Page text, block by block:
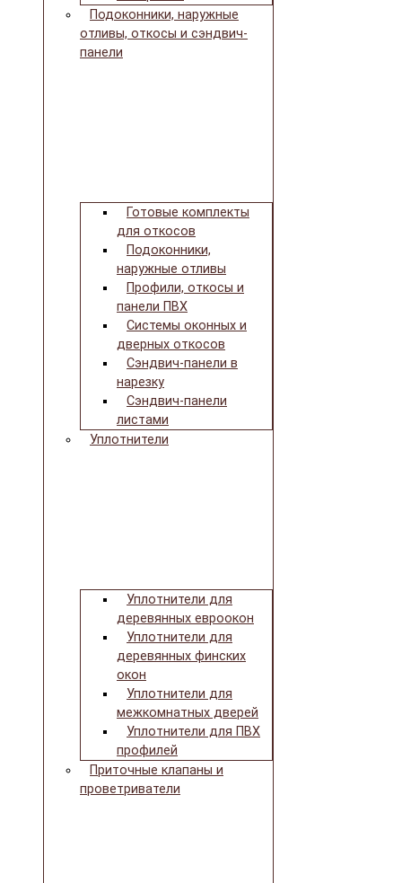
Подоконники, наружные
отливы, откосы и сэндвич-
панели
Готовые комплекты
для откосов
Подоконники,
наружные отливы
Профили, откосы и
панели ПВХ
Системы оконных и
дверных откосов
Сэндвич-панели в
нарезку
Сэндвич-панели
листами
Уплотнители
Уплотнители для
деревянных евроокон
Уплотнители для
деревянных финских
окон
Уплотнители для
межкомнатных дверей
Уплотнители для ПВХ
профилей
Приточные клапаны и
проветриватели